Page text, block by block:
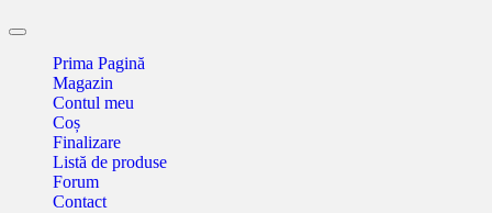
Toggle
navigationPrima Pagină
Magazin
Contul meu
Coș
Finalizare
Listă de produse
Forum
Contact